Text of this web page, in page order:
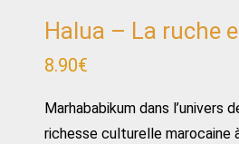
Halua – La ruche
8.90€
Marhababikum dans l’univers
richesse culturelle marocaine